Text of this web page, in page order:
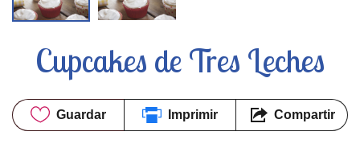
Cupcakes de Tres Leches
Guardar Imprimir Compartir